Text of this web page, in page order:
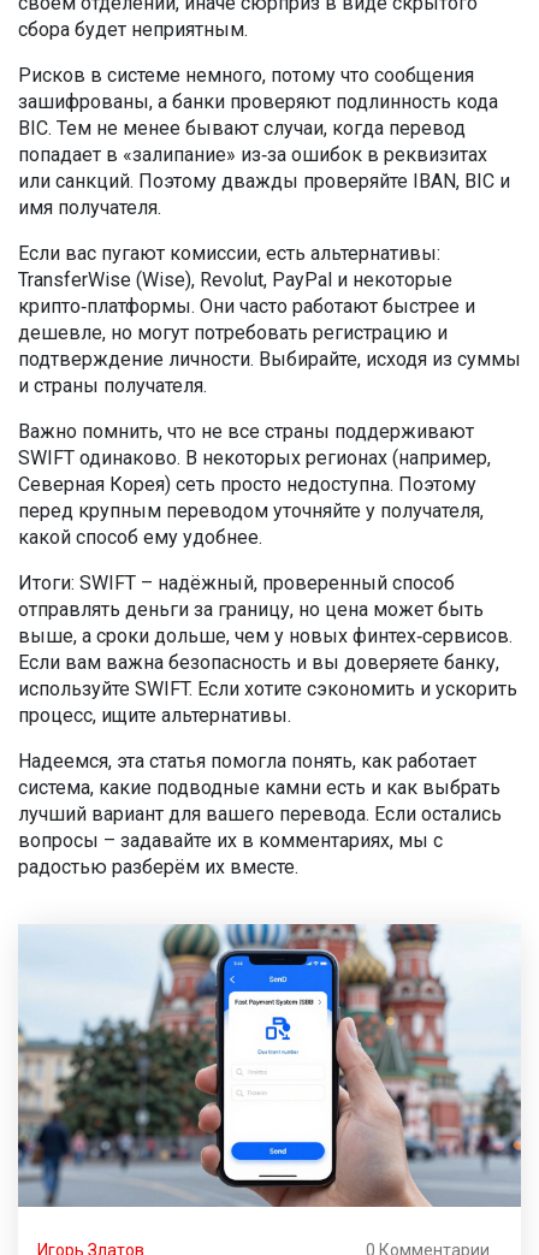
сбора будет неприятным.
Рисков в системе немного, потому что сообщения
зашифрованы, а банки проверяют подлинность кода
BIC. Тем не менее бывают случаи, когда перевод
попадает в «залипание» из‑за ошибок в реквизитах
или санкций. Поэтому дважды проверяйте IBAN, BIC и
имя получателя.
Если вас пугают комиссии, есть альтернативы:
TransferWise (Wise), Revolut, PayPal и некоторые
крипто‑платформы. Они часто работают быстрее и
дешевле, но могут потребовать регистрацию и
подтверждение личности. Выбирайте, исходя из суммы
и страны получателя.
Важно помнить, что не все страны поддерживают
SWIFT одинаково. В некоторых регионах (например,
Северная Корея) сеть просто недоступна. Поэтому
перед крупным переводом уточняйте у получателя,
какой способ ему удобнее.
Итоги: SWIFT – надёжный, проверенный способ
отправлять деньги за границу, но цена может быть
выше, а сроки дольше, чем у новых финтех‑сервисов.
Если вам важна безопасность и вы доверяете банку,
используйте SWIFT. Если хотите сэкономить и ускорить
процесс, ищите альтернативы.
Надеемся, эта статья помогла понять, как работает
система, какие подводные камни есть и как выбрать
лучший вариант для вашего перевода. Если остались
вопросы – задавайте их в комментариях, мы с
радостью разберём их вместе.
Игорь Златов 0 Комментарии